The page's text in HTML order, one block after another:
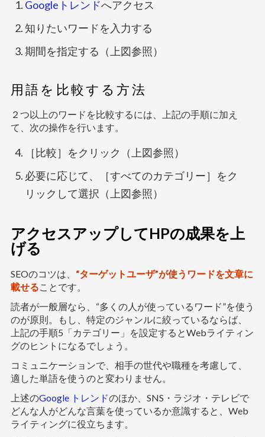
Googleトレンドへアクセス
知りたいワードを入力する
期間を指定する（上図参照）
用語を比較する方法
２つ以上のワードを比較するには、上記の手順に加え
て、次の操作を行います。
［比較］をクリック（上図参照）
必要に応じて、［すべてのカテゴリー］をク
リックして選択（上図参照）
アクセスアップしてHPの成果を上
げる
SEOのコツは、 “ターゲットユーザ”が使うワードを文章に
載せることです。
読者が一般層なら、“多くの人が使っているワード”を使う
のが原則。もし、特定のジャンルに絞っているならば、
上記の手順5「カテゴリー」を設定するとWebライティン
グのヒントになるでしょう。
コミュニケーションで、相手の世代や職種を考慮して、
適した単語を使うのと変わりません。
上述のGoogle トレンドのほか、SNS・ラジオ・テレビで
どんな人がどんな言葉を使っているか意識すると、Web
ライティングに役立ちます。